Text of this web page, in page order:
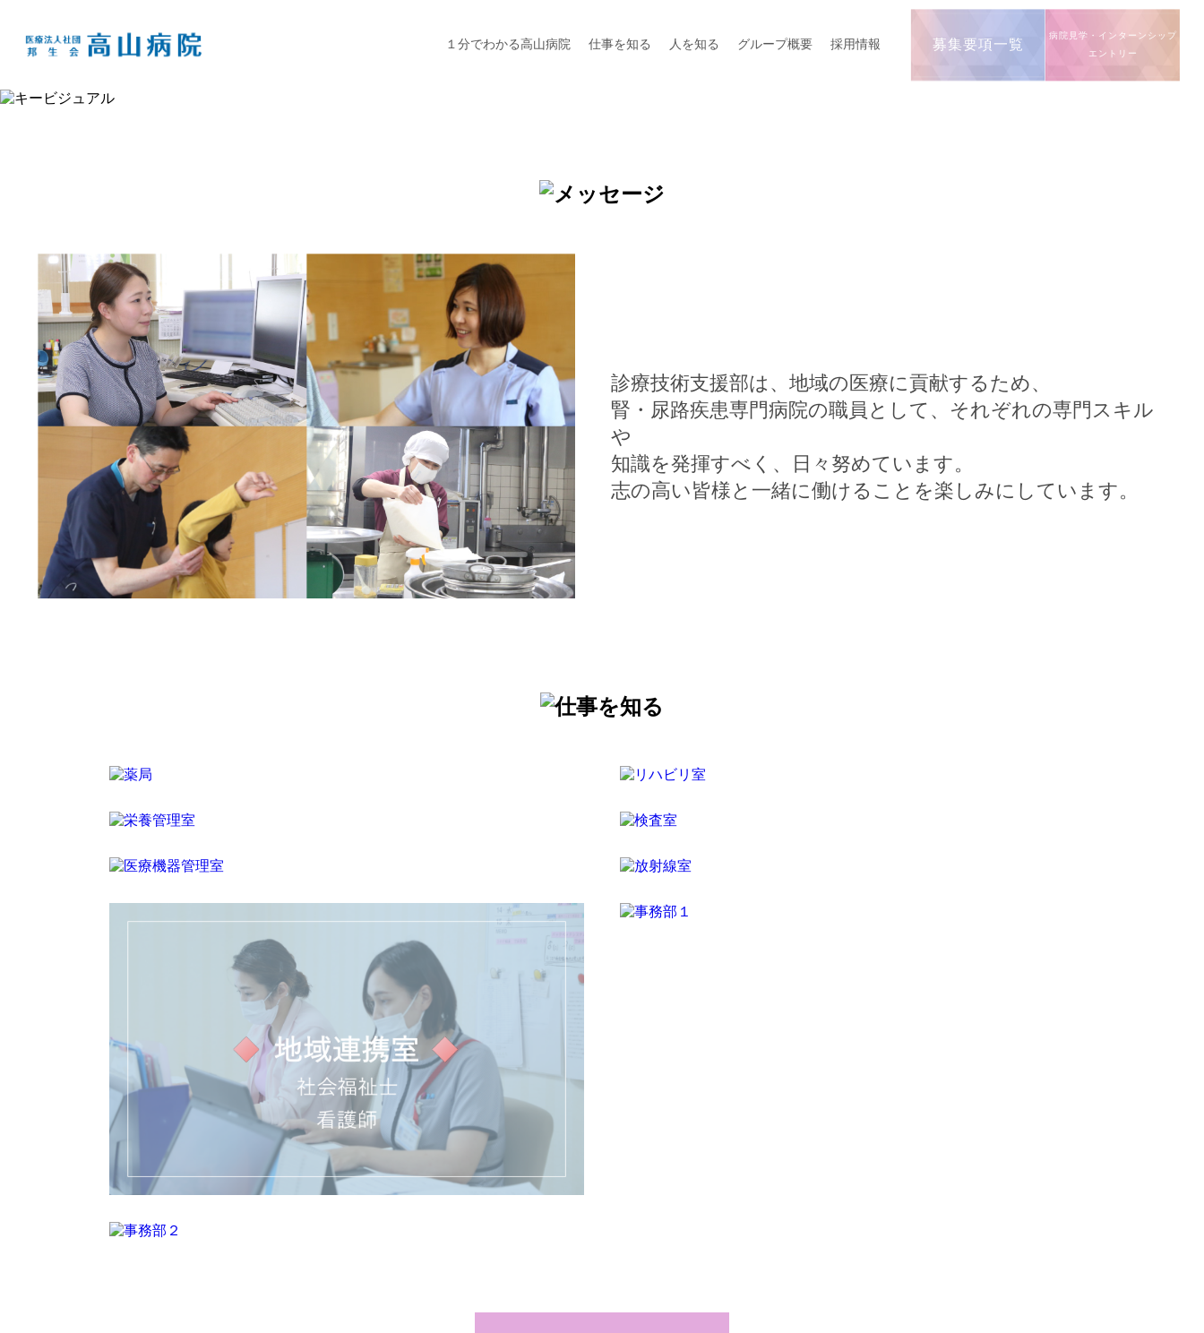
１分でわかる高山病院 仕事を知る 人を知る グループ概要 採用情報 募集要項一覧
病院見学・インターンシップ
エントリー
診療技術支援部は、地域の医療に貢献するため、
腎・尿路疾患専門病院の職員として、それぞれの専門スキル
や
知識を発揮すべく、日々努めています。
志の高い皆様と一緒に働けることを楽しみにしています。